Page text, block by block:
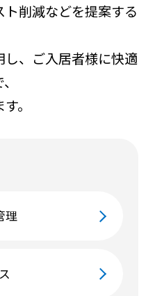
削減などを提案する
、ご入居者様に快適
。
理